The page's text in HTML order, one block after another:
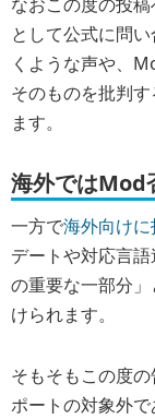
なおこの度の投
として公式に問
くような声や、
そのものを批判
ます。
海外ではMod
一方で海外向け
デートや対応言
の重要な一部分
けられます。
そもそもこの度
ポートの対象外